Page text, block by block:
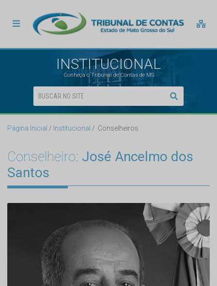
INSTITUCIONAL
Conheça o Tribunal de Contas de MS
Página Inicial Institucional Conselheiros
Conselheiro: José Ancelmo dos
Santos